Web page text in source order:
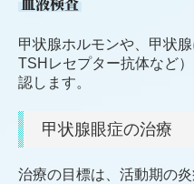
甲状腺ホルモンや、甲状
TSHレセプター抗体など
認します。
甲状腺眼症の治療
治療の目標は、活動期の